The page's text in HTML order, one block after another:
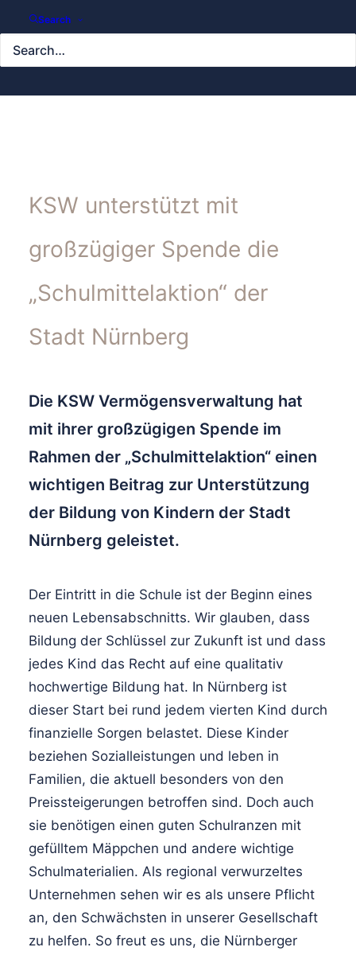
Search
KSW unterstützt mit
großzügiger Spende die
„Schulmittelaktion“ der
Stadt Nürnberg
Die KSW Vermögensverwaltung hat
mit ihrer großzügigen Spende im
Rahmen der „Schulmittelaktion“ einen
wichtigen Beitrag zur Unterstützung
der Bildung von Kindern der Stadt
Nürnberg geleistet.
Der Eintritt in die Schule ist der Beginn eines
neuen Lebensabschnitts. Wir glauben, dass
Bildung der Schlüssel zur Zukunft ist und dass
jedes Kind das Recht auf eine qualitativ
hochwertige Bildung hat. In Nürnberg ist
dieser Start bei rund jedem vierten Kind durch
finanzielle Sorgen belastet. Diese Kinder
beziehen Sozialleistungen und leben in
Familien, die aktuell besonders von den
Preissteigerungen betroffen sind. Doch auch
sie benötigen einen guten Schulranzen mit
gefülltem Mäppchen und andere wichtige
Schulmaterialien. Als regional verwurzeltes
Unternehmen sehen wir es als unsere Pflicht
an, den Schwächsten in unserer Gesellschaft
zu helfen. So freut es uns, die Nürnberger